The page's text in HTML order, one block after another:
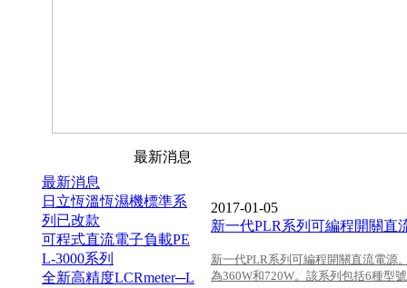
最新消息
最新消息
日立恆溫恆濕機標準系
列已改款
可程式直流電子負載PE
L-3000系列
全新高精度LCRmeter─L
2017-01-05
新一代PLR系列可編程開關直
新一代PLR系列可編程開關直流電源
為360W和720W。 該系列包括6種型